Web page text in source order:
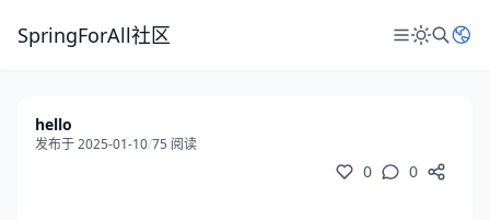
SpringForAll社区
hello
发布于 2025-01-10/75 阅读
0 0